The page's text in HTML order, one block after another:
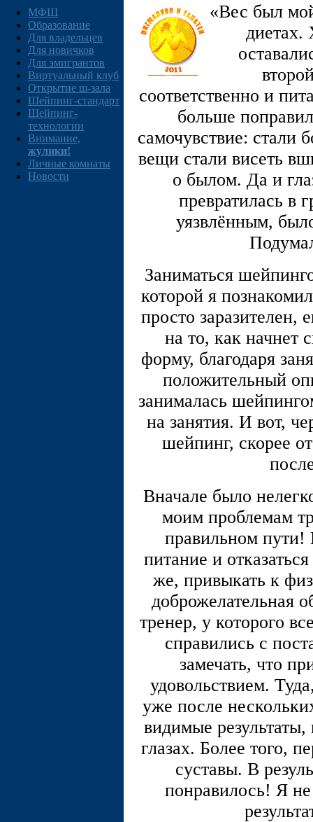
МФШ
Образование
Для владельцев
Для новичков
Для эмигрантов
Виртуальный клуб
Открытие ш-зала
Шейпинг-стандарт
Шейпинг-
технологии
Внимание,
жулики!
Личные комнаты
Новости
«Вес был
диетах.
соответственно и
больше
самочувствие: стали
вещи стали висеть
о былом. Да и
превратилась
уязвлённым,
Заниматься
которой я
просто заразителен,
на то, как начнет
форму, благодаря
положительный
занималась
на занятия. И вот,
шейпинг, скорее
Вначале было
моим проблемам
правильном пути!
питание и
же, привыкать к
доброжелательная
тренер, у которого
справились с
замечать, что
удовольствием.
уже после
видимые
глазах. Более того,
суставы. В
понравилось! Я